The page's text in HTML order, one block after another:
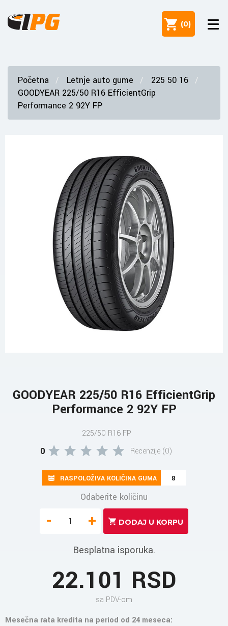
(0)
Početna Letnje auto gume
225 50 16
GOODYEAR 225/50 R16 EfficientGrip
Performance 2 92Y FP
GOODYEAR 225/50 R16 EfficientGrip
Performance 2 92Y FP
225/50 R16 FP
0 Recenzije (0)
RASPOLOŽIVA KOLIČINA GUMA 8
Odaberite količinu
- +
Besplatna isporuka.
22.101 RSD
sa PDV-om
Mesečna rata kredita na period od 24 meseca: